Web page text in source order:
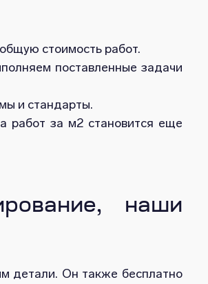
стоимость работ.
поставленные задачи
и стандарты.
работ за м2 становится еще
наши
детали. Он также бесплатно